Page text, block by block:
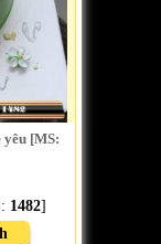
yêu [MS:
1482]